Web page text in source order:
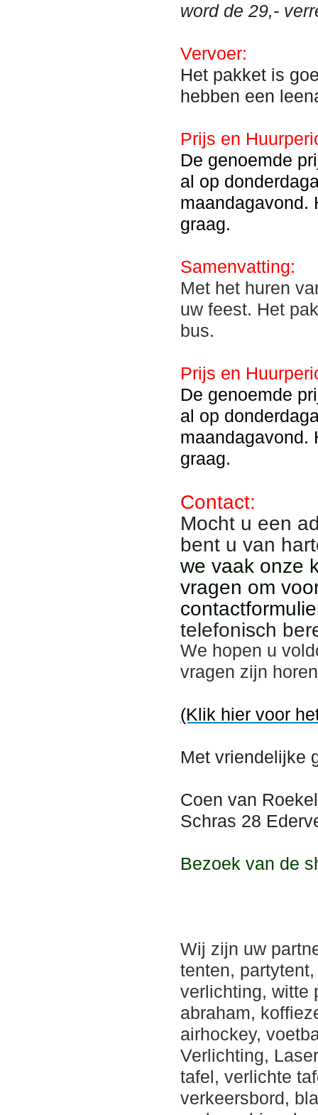
word de 29,-
Vervoer:
Het pakket is
hebben een
Prijs en
De genoemde
al op
maandagavond.
graag.
Samenvatting:
Met het huren
uw feest. Het
bus.
Prijs en
De genoemde
al op
maandagavond.
graag.
Contact:
Mocht u een
bent u van
we vaak onze
vragen om
telefonisch
We hopen u
vragen zijn
(Klik hier voor
Met vriendelijke
Coen van Roekel
Schras 28
Bezoek van de
Wij zijn uw
tenten,
verlichting, witte
abraham,
airhockey,
Verlichting,
tafel, verlichte
verkeersbord,